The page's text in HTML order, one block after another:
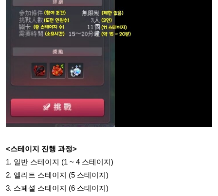
<스테이지 진행 과정>
1. 일반 스테이지 (1 ~ 4 스테이지)
2. 엘리트 스테이지 (5 스테이지)
3. 스페셜 스테이지 (6 스테이지)